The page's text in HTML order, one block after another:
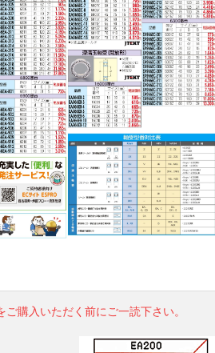
ご購入いただく前にご一読下さい。